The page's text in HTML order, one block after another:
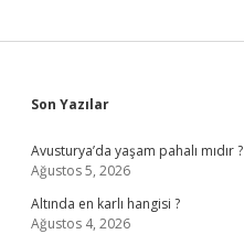
Sidebar
Son Yazılar
Avusturya’da yaşam pahalı mıdır ?
Ağustos 5, 2026
Altında en karlı hangisi ?
Ağustos 4, 2026